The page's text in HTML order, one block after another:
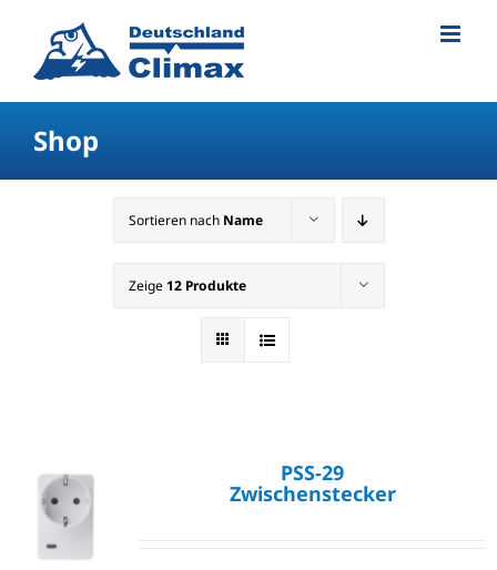
Shop
Sortieren nach Name
Zeige 12 Produkte
PSS-29
Zwischenstecker